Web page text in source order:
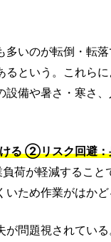
いのが転倒・転
という。これら
備や暑さ・寒さ
る ②リスク回避
荷が軽減すること
ため作業がはかど
問題視されている